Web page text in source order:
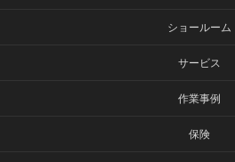
ショールーム
サービス
作業事例
保険